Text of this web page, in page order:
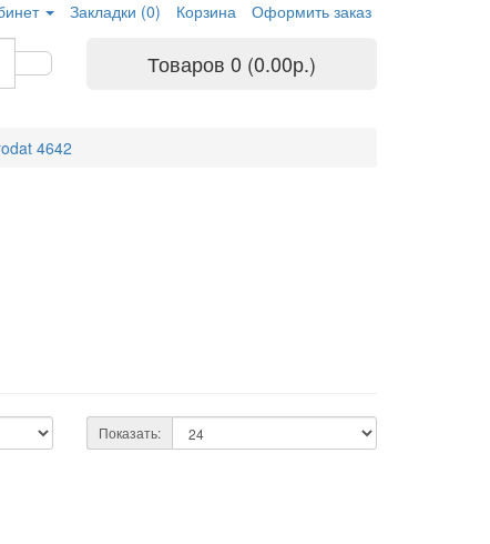
Закладки (0) Корзина Оформить заказ
Товаров 0 (0.00р.)
4642
Показать: